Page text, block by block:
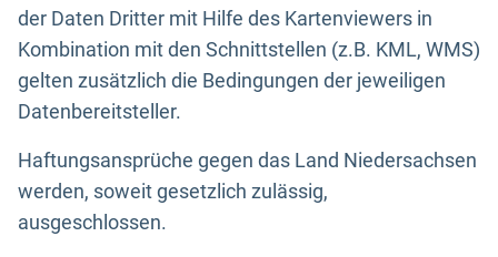
der Daten Dritter mit Hilfe des Kartenviewers in
Kombination mit den Schnittstellen (z.B. KML, WMS)
gelten zusätzlich die Bedingungen der jeweiligen
Datenbereitsteller.
Haftungsansprüche gegen das Land Niedersachsen
werden, soweit gesetzlich zulässig,
ausgeschlossen.